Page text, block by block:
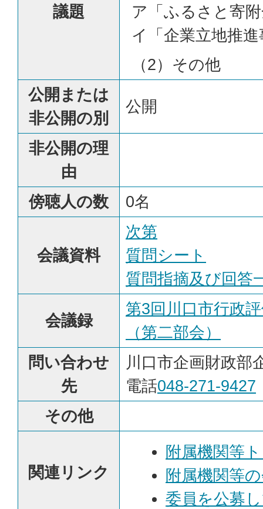
議題
ア「ふるさと寄
イ「企業立地推
（2）その他
公開または
非公開の別
公開
非公開の理
由
傍聴人の数
0名
会議資料
次第
質問シート
質問指摘及び回答
会議録
第3回川口市行政
（第二部会）
問い合わせ
先
川口市企画財政部
電話048-271-9427
その他
関連リンク
附属機関等
附属機関等
委員を公募